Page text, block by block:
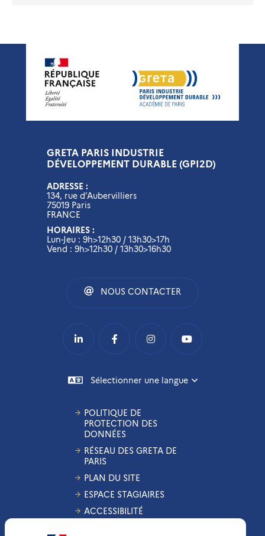
GRETA PARIS INDUSTRIE
DÉVELOPPEMENT DURABLE (GPI2D)
ADRESSE :
134, rue d’Aubervilliers
75019 Paris
FRANCE
HORAIRES :
Lun-Jeu : 9h>12h30 / 13h30>17h
Vend : 9h>12h30 / 13h30>16h30
NOUS CONTACTER
Sélectionner une langue
POLITIQUE DE
PROTECTION DES
DONNÉES
RÉSEAU DES GRETA DE
PARIS
PLAN DU SITE
ESPACE STAGIAIRES
ACCESSIBILITÉ